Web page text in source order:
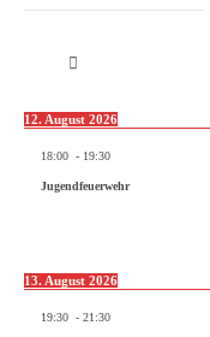
12. August 2026
18:00 - 19:30
Jugendfeuerwehr
13. August 2026
19:30 - 21:30